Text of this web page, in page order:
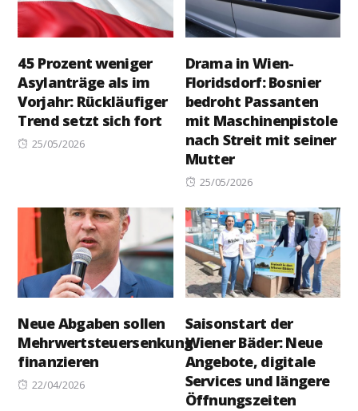
45 Prozent weniger
Asylanträge als im
Vorjahr: Rückläufiger
Trend setzt sich fort
Posted
25/05/2026
Drama in Wien-
Floridsdorf: Bosnier
bedroht Passanten
mit Maschinenpistole
nach Streit mit seiner
Mutter
Posted
25/05/2026
Neue Abgaben sollen
Mehrwertsteuersenkung
finanzieren
Posted
22/04/2026
Saisonstart der
Wiener Bäder: Neue
Angebote, digitale
Services und längere
Öffnungszeiten